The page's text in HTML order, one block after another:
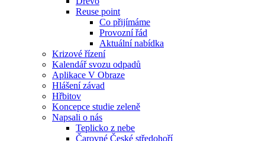
Reuse point
Co přijímáme
Provozní řád
Aktuální nabídka
Krizové řízení
Kalendář svozu odpadů
Aplikace V Obraze
Hlášení závad
Hřbitov
Koncepce studie zeleně
Napsali o nás
Teplicko z nebe
Čarovné České středohoří